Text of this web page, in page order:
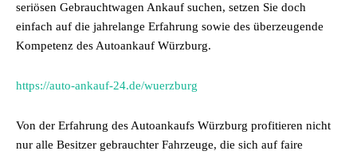
seriösen Gebrauchtwagen Ankauf suchen, setzen Sie doch
einfach auf die jahrelange Erfahrung sowie des überzeugende
Kompetenz des Autoankauf Würzburg.
https://auto-ankauf-24.de/wuerzburg
Von der Erfahrung des Autoankaufs Würzburg profitieren nicht
nur alle Besitzer gebrauchter Fahrzeuge, die sich auf faire